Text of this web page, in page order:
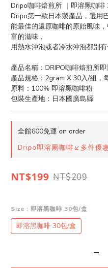
Dripo咖啡焙煎所 ｜即溶黑咖啡
Dripo第一款日本製產品，選用
能最佳的還原咖啡的原始風味
富的滋味，
用熱水沖泡或者冷水沖泡都別有
產品名稱：DRIPO咖啡焙煎所
產品規格：2gram X 30入/組，
原料：100% 即溶黑咖啡粉
包裝生產地：日本國廣島縣
全館600免運 on order
Dripo即溶黑咖啡↙多件優
NT$199 NT$209
Size : 即溶黑咖啡 30包/盒
即溶黑咖啡 30包/盒